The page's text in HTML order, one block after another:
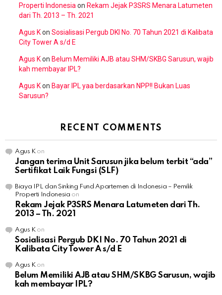
Properti Indonesia on Rekam Jejak P3SRS Menara Latumeten
dari Th. 2013 – Th. 2021
Agus Kon Sosialisasi Pergub DKI No. 70 Tahun 2021 di Kalibata
City Tower A s/d E
Agus Kon Belum Memiliki AJB atau SHM/SKBG Sarusun, wajib
kah membayar IPL?
Agus Kon Bayar IPL yaa berdasarkan NPP!! Bukan Luas
Sarusun?
RECENT COMMENTS
Agus Kon
Jangan terima Unit Sarusun jika belum terbit “ada”
Sertifikat Laik Fungsi (SLF)
Biaya IPL dan Sinking Fund Apartemen di Indonesia – Pemilik
Properti Indonesia on
Rekam Jejak P3SRS Menara Latumeten dari Th.
2013 – Th. 2021
Agus Kon
Sosialisasi Pergub DKI No. 70 Tahun 2021 di
Kalibata City Tower A s/d E
Agus Kon
Belum Memiliki AJB atau SHM/SKBG Sarusun, wajib
kah membayar IPL?